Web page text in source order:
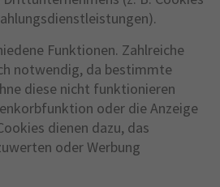
Funktionen. Zahlreiche
notwendig, da bestimmte
diese nicht funktionieren
oder die Anzeige
dienen dazu, das
oder Werbung